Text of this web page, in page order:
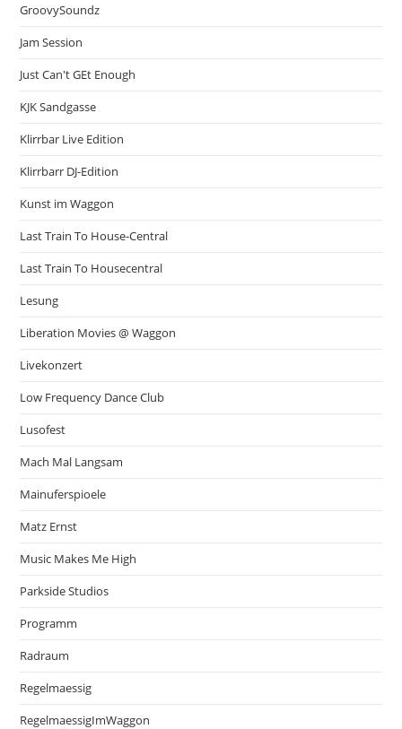
GroovySoundz
Jam Session
Just Can't GEt Enough
KJK Sandgasse
Klirrbar Live Edition
Klirrbarr DJ-Edition
Kunst im Waggon
Last Train To House-Central
Last Train To Housecentral
Lesung
Liberation Movies @ Waggon
Livekonzert
Low Frequency Dance Club
Lusofest
Mach Mal Langsam
Mainuferspioele
Matz Ernst
Music Makes Me High
Parkside Studios
Programm
Radraum
Regelmaessig
RegelmaessigImWaggon